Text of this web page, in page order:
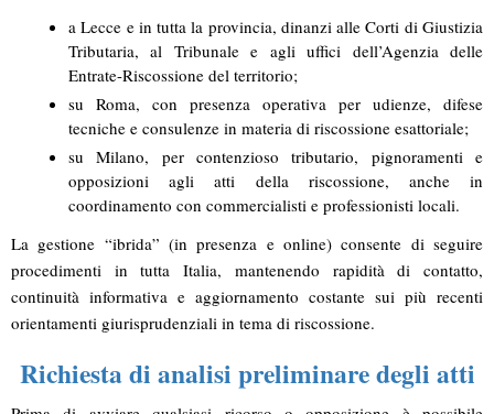
aLecce e in tutta la provincia, dinanzi alle Corti di Giustizia
Tributaria, al Tribunale e agli uffici dell’Agenzia delle
Entrate-Riscossione del territorio;
su Roma, con presenza operativa per udienze, difese
tecniche e consulenze in materia di riscossione esattoriale;
suMilano, per contenzioso tributario, pignoramenti e
opposizioni agli atti della riscossione, anche in
coordinamento con commercialisti e professionisti locali.
La gestione “ibrida” (in presenza e online) consente di seguire
procedimenti in tutta Italia, mantenendo rapidità di contatto,
continuità informativa e aggiornamento costante sui più recenti
orientamenti giurisprudenziali in tema di riscossione.
Richiesta di analisi preliminare degli atti